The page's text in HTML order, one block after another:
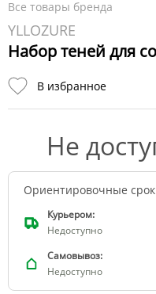
Все товары бренда
YLLOZURE
Набор теней для
В избранное
Не
Ориентировочные
Курьером:
Недоступно
Самовывоз:
Недоступно